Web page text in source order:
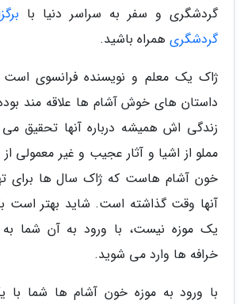
گردشگری و سفر به سراسر دنیا با
گردشگری همراه باشید.
ژاک یک معلم و نویسنده فرانسوی است
داستان های خوش آشام ها علاقه مند
زندگی اش همیشه درباره آنها تحقیق می
مملو از اشیا و آثار عجیب و غیر معمولی
خون آشام هاست که ژاک سال ها برای
آنها وقت گذاشته است. شاید بهتر است
یک موزه نیست، با ورود به آن شما به
خرافه ها وارد می شوید.
با ورود به موزه خون آشام ها شما